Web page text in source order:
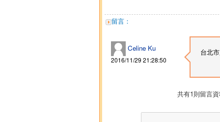
留言：
Celine Ku
2016/11/29 21:28:50
台北
共有1則留言